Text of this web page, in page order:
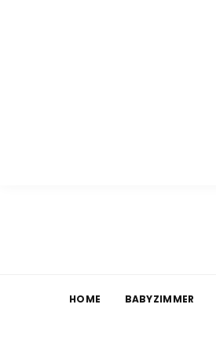
HOME BABYZIMMER